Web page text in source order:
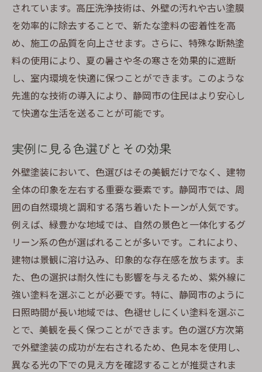
されています。高圧洗浄技術は、外壁の汚れや古い塗膜
を効率的に除去することで、新たな塗料の密着性を高
め、施工の品質を向上させます。さらに、特殊な断熱塗
料の使用により、夏の暑さや冬の寒さを効果的に遮断
し、室内環境を快適に保つことができます。このような
先進的な技術の導入により、静岡市の住民はより安心し
て快適な生活を送ることが可能です。
実例に見る色選びとその効果
外壁塗装において、色選びはその美観だけでなく、建物
全体の印象を左右する重要な要素です。静岡市では、周
囲の自然環境と調和する落ち着いたトーンが人気です。
例えば、緑豊かな地域では、自然の景色と一体化するグ
リーン系の色が選ばれることが多いです。これにより、
建物は景観に溶け込み、印象的な存在感を放ちます。ま
た、色の選択は耐久性にも影響を与えるため、紫外線に
強い塗料を選ぶことが必要です。特に、静岡市のように
日照時間が長い地域では、色褪せしにくい塗料を選ぶこ
とで、美観を長く保つことができます。色の選び方次第
で外壁塗装の成功が左右されるため、色見本を使用し、
異なる光の下での見え方を確認することが推奨されま